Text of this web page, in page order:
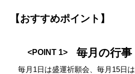
【おすすめポイント】
<POINT 1> 毎月の行事
毎月1日は盛運祈願会、毎月15日